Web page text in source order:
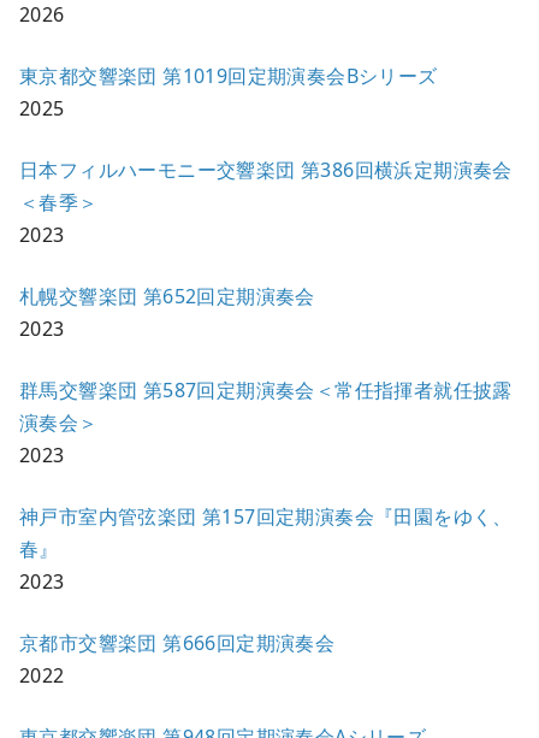
2026
東京都交響楽団 第1019回定期演奏会Bシリーズ
2025
日本フィルハーモニー交響楽団 第386回横浜定期演奏会
＜春季＞
2023
札幌交響楽団 第652回定期演奏会
2023
群馬交響楽団 第587回定期演奏会＜常任指揮者就任披露
演奏会＞
2023
神戸市室内管弦楽団 第157回定期演奏会『田園をゆく、
春』
2023
京都市交響楽団 第666回定期演奏会
2022